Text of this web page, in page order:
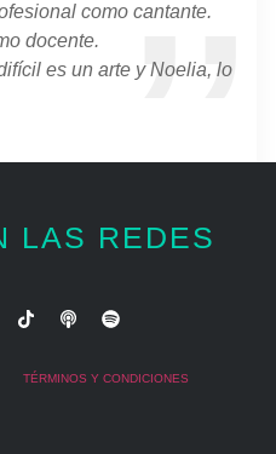
como cantante.
docente.
es un arte y Noelia, lo
LAS REDES
TÉRMINOS Y CONDICIONES